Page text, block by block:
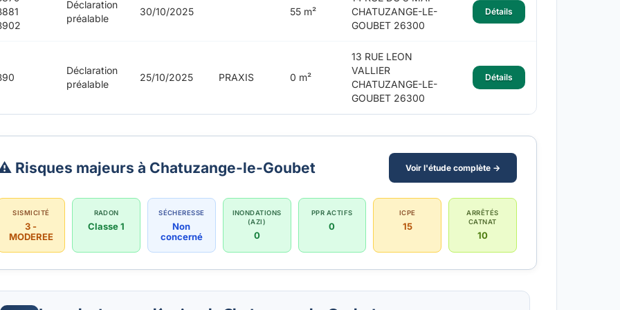
Déclaration
préalable
30/10/2025 55 m²
CHATUZANGE-LE-
GOUBET 26300
Détails
Déclaration
préalable
25/10/2025 PRAXIS 0 m²
13 RUE LEON
VALLIER
CHATUZANGE-LE-
GOUBET 26300
Détails
Risques majeurs à Chatuzange-le-Goubet Voir l'étude complète →
SISMICITÉ
3 -
MODEREE
RADON
Classe 1
SÉCHERESSE
Non
concerné
INONDATIONS
(AZI)
0
PPR ACTIFS
0
ICPE
15
ARRÊTÉS
CATNAT
10